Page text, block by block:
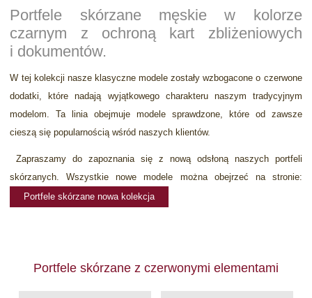
Portfele skórzane męskie w kolorze
czarnym z ochroną kart zbliżeniowych
i dokumentów.
W tej kolekcji nasze klasyczne modele zostały wzbogacone o czerwone
dodatki, które nadają wyjątkowego charakteru naszym tradycyjnym
modelom. Ta linia obejmuje modele sprawdzone, które od zawsze
cieszą się popularnością wśród naszych klientów.
Zapraszamy do zapoznania się z nową odsłoną naszych portfeli
skórzanych. Wszystkie nowe modele można obejrzeć na stronie:
Portfele skórzane nowa kolekcja
Portfele skórzane z czerwonymi elementami